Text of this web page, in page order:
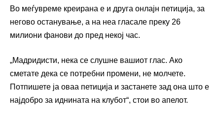
Во меѓувреме креирана е и друга онлајн петиција, за
негово останување, а на неа гласале преку 26
милиони фанови до пред некој час.
„Мадридисти, нека се слушне вашиот глас. Ако
сметате дека се потребни промени, не молчете.
Потпишете ја оваа петиција и застанете зад она што е
најдобро за иднината на клубот“, стои во апелот.